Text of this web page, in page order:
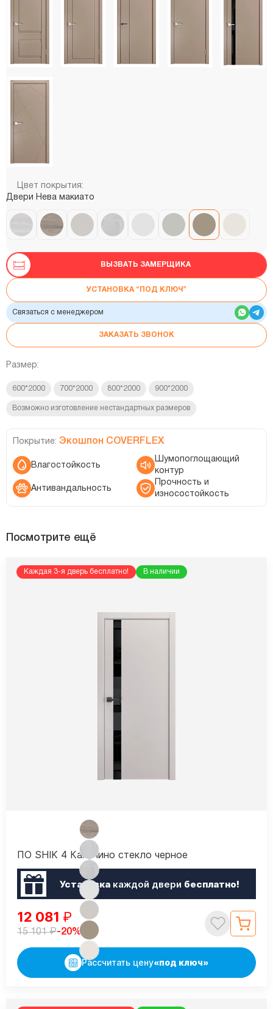
Цвет покрытия:
Двери Нева макиато
ВЫЗВАТЬ ЗАМЕРЩИКА
УСТАНОВКА “ПОД КЛЮЧ”
Связаться с менеджером
ЗАКАЗАТЬ ЗВОНОК
Размер:
600*2000 700*2000 800*2000 900*2000
Возможно изготовление нестандартных размеров
Покрытие: Экошпон COVERFLEX
Влагостойкость
Шумопоглощающий
контур
Антивандальность
Прочность и
износостойкость
Посмотрите ещё
Каждая 3-я дверь бесплатно! В наличии
ПО SHIK 4 Капучино стекло черное
Установкакаждой двери бесплатно!
12 081 ₽
15 101₽-20%
Рассчитать цену«под ключ»